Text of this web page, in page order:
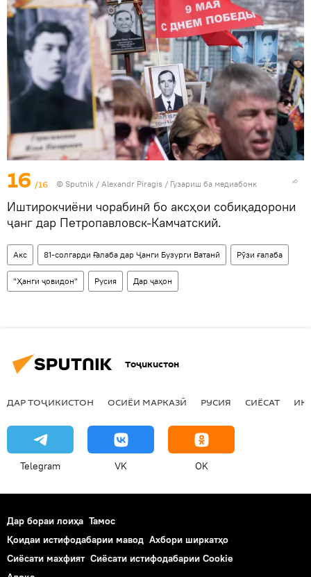
16 /16 © Sputnik / Alexandr Piragis / Гузариш ба медиабонк
Иштирокчиёни чорабинӣ бо аксҳои собиқадорони
ҷанг дар Петропавловск-Камчатский.
Акс 81-солгарди Ғалаба дар Ҷанги Бузурги Ватанӣ Рӯзи ғалаба
"Ҳанги ҷовидон" Русия Дар ҷаҳон
Тоҷикистон
ДАР ТОҶИКИСТОН ОСИЁИ МАРКАЗӢ РУСИЯ СИЁСАТ
Telegram VK OK
Дар бораи лоиҳа Тамос
Қоидаи истифодабарии мавод Ахбори ширкатҳо
Сиёсати махфият Сиёсати истифодабарии Cookie